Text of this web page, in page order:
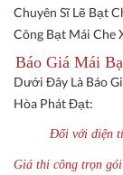
Chuyên Sĩ Lẽ Bạt
Công Bạt Mái Che
Báo Giá Mái
Dưới Đây Là Báo
Hòa Phát Đạt:
Đối với diện
Giá thi công trọn